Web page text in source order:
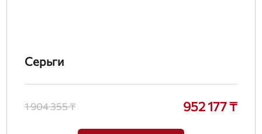
Серьги
1 904 355 ₸ 952 177 ₸